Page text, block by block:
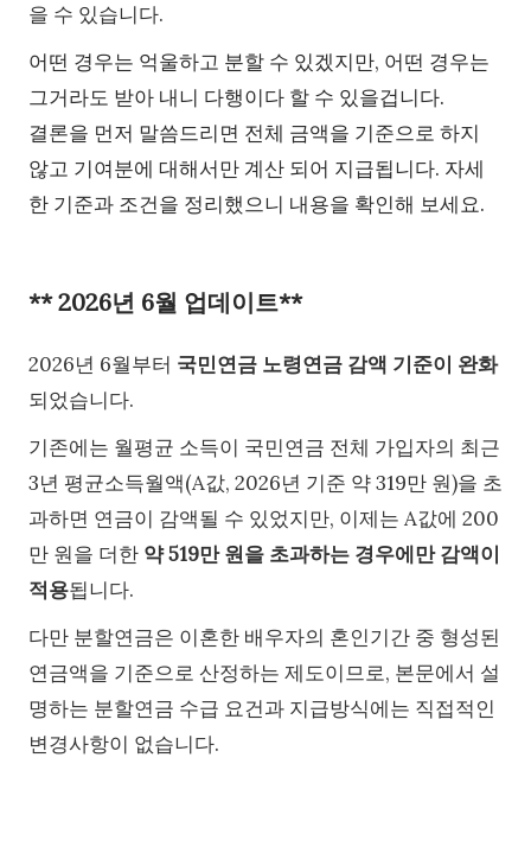
을 수 있습니다.
어떤 경우는 억울하고 분할 수 있겠지만, 어떤 경우는
그거라도 받아 내니 다행이다 할 수 있을겁니다.
결론을 먼저 말씀드리면 전체 금액을 기준으로 하지
않고 기여분에 대해서만 계산 되어 지급됩니다. 자세
한 기준과 조건을 정리했으니 내용을 확인해 보세요.
** 2026년 6월 업데이트**
2026년 6월부터 국민연금 노령연금 감액 기준이 완화
되었습니다.
기존에는 월평균 소득이 국민연금 전체 가입자의 최근
3년 평균소득월액(A값, 2026년 기준 약 319만 원)을 초
과하면 연금이 감액될 수 있었지만, 이제는 A값에 200
만 원을 더한 약 519만 원을 초과하는 경우에만 감액이
적용됩니다.
다만 분할연금은 이혼한 배우자의 혼인기간 중 형성된
연금액을 기준으로 산정하는 제도이므로, 본문에서 설
명하는 분할연금 수급 요건과 지급방식에는 직접적인
변경사항이 없습니다.